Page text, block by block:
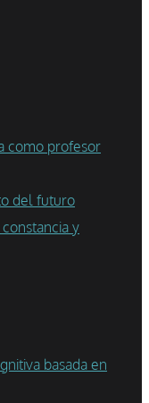
como profesor
del futuro
y
basada en